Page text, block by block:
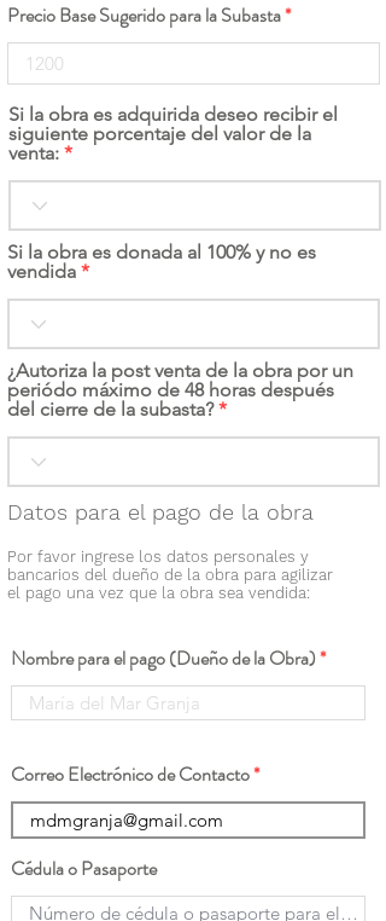
Precio Base Sugerido para la Subasta
Si la obra es adquirida deseo recibir el
siguiente porcentaje del valor de la
venta:
Si la obra es donada al 100% y no es
vendida
¿Autoriza la post venta de la obra por un
periódo máximo de 48 horas después
del cierre de la subasta?
Datos para el pago de la obra
Por favor ingrese los datos personales y
bancarios del dueño de la obra para agilizar
el pago una vez que la obra sea vendida:
Nombre para el pago (Dueño de la Obra)
Correo Electrónico de Contacto
Cédula o Pasaporte